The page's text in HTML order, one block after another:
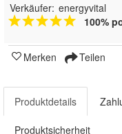
Verkäufer: energyvital
100%
Merken Teilen
Produktdetails
Produktsicherheit